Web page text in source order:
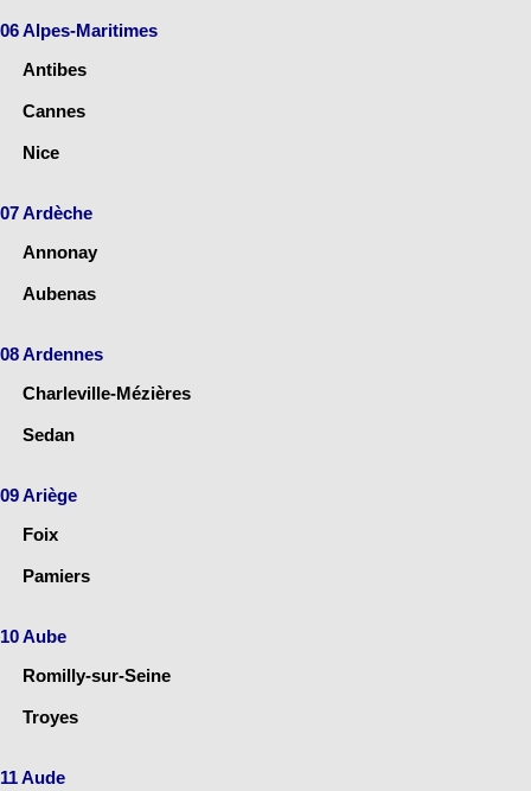
06 Alpes-Maritimes
Antibes
Cannes
Nice
07 Ardèche
Annonay
Aubenas
08 Ardennes
Charleville-Mézières
Sedan
09 Ariège
Foix
Pamiers
10 Aube
Romilly-sur-Seine
Troyes
11 Aude